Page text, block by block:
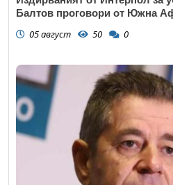
Балтов проговори от Южна
05 август 50 0